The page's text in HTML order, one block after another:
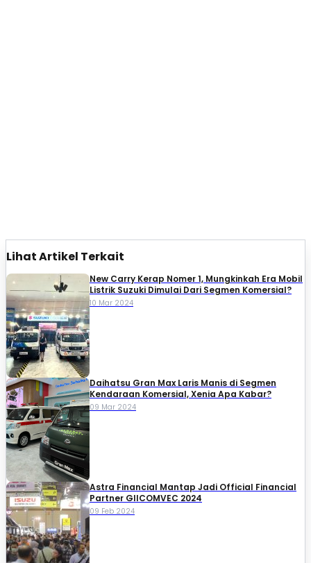
Lihat Artikel Terkait
New Carry Kerap Nomer 1, Mungkinkah Era Mobil
Listrik Suzuki Dimulai Dari Segmen Komersial?
10 Mar 2024
Daihatsu Gran Max Laris Manis di Segmen
Kendaraan Komersial, Xenia Apa Kabar?
09 Mar 2024
Astra Financial Mantap Jadi Official Financial
Partner GIICOMVEC 2024
09 Feb 2024